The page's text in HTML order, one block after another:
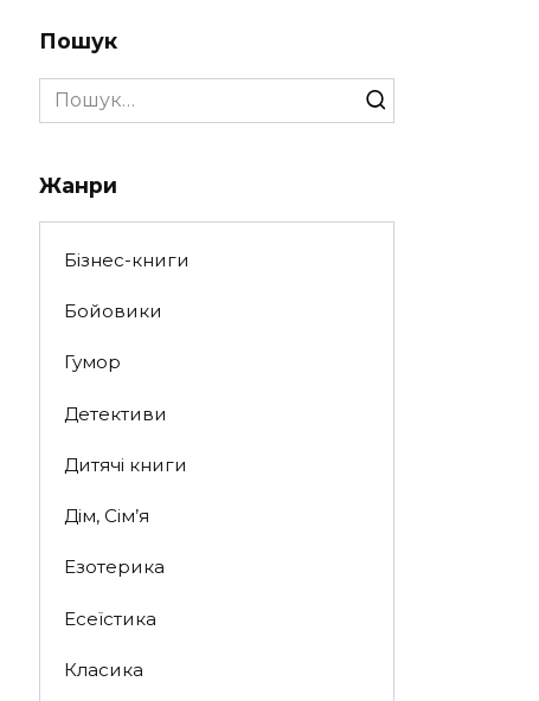
Пошук
Search
for:
Жанри
Бізнес-книги
Бойовики
Гумор
Детективи
Дитячі книги
Дім, Сім’я
Езотерика
Есеїстика
Класика